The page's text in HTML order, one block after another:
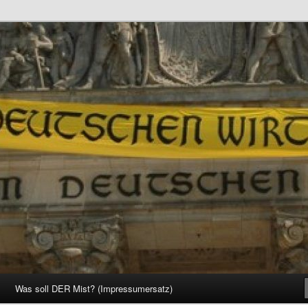
Was soll DER Mist? (Impressumersatz)